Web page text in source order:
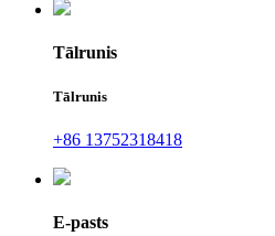
Tālrunis
Tālrunis
+86 13752318418
E-pasts